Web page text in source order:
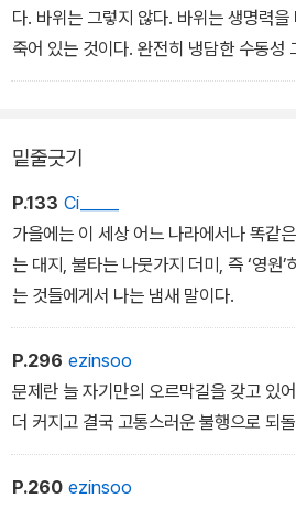
다. 바위는 그렇지 않다. 바위는 생명력을
죽어 있는 것이다. 완전히 냉담한 수동성
잡으려면 보루 하나하나를 철거해야 하
적조차 찾지 못한다.
하지만 꼬마 요정, 니켈 정령, 코볼트의
자다. 다시 말해 사냥꾼이다. 우리에게는
이 되어서 겪는 두 가지 경험', 곧 성공과
이든지 난파되는지 둘 중의 하나였다. 불
안 되었다. 그냥 주저앉아서도 안 되었다.
고치기 위해 얻어맞고 다시 한방을 되돌
가 무력하다고 느껴서는 안 된다. 자연은
이 뚫고 들어갈 수 없는 것은 아니다. 우
보고 들여다보아야 한다. 들어갈 구멍을
밑줄긋기
P.133 Ci_____
가을에는 이 세상 어느 나라에서나 똑같
는 대지, 불타는 나뭇가지 더미, 즉 ‘영원
는 것들에게서 나는 냄새 말이다.
P.296 ezinsoo
문제란 늘 자기만의 오르막길을 갖고 있
더 커지고 결국 고통스러운 불행으로 되
P.260 ezinsoo